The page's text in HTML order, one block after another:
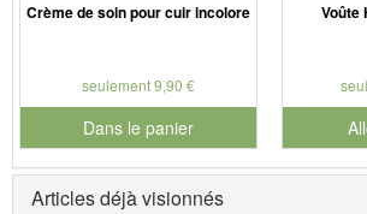
Crème de soin pour cuir incolore
seulement 9,90 €
Dans le panier
pour le numéro de produit 901186
Voûte
Articles déjà visionnés